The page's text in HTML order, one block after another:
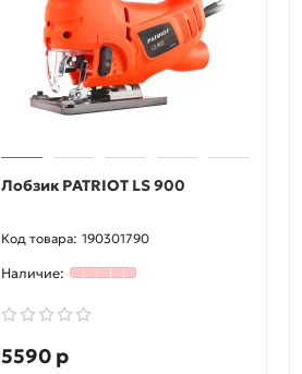
Лобзик PATRIOT LS 900
190301790
5590 р